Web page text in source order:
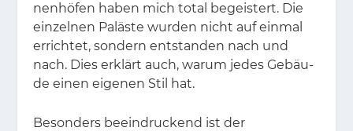
nen­hö­fen ha­ben mich to­tal be­geis­tert. Die
ein­zel­nen Pa­läs­te wur­den nicht auf ein­mal
er­rich­tet, son­dern ent­stan­den nach und
nach. Dies er­klärt auch, war­um je­des Ge­bäu­
de ei­nen ei­ge­nen Stil hat.
Be­son­ders be­ein­dru­ckend ist der